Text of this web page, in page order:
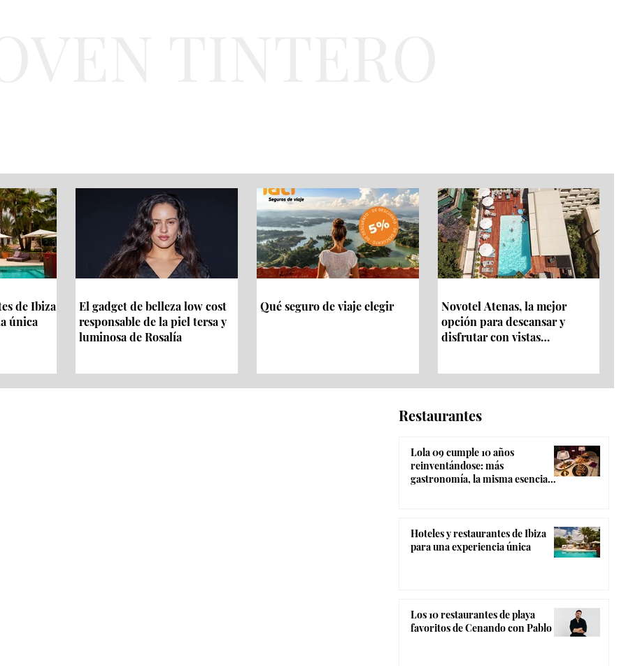
de Ibiza
única
El gadget de belleza low cost
responsable de la piel tersa y
luminosa de Rosalía
Qué seguro de viaje elegir
Novotel Atenas, la mejor
opción para descansar y
disfrutar con vistas
Restaurantes
Lola 09 cumple 10 años
reinventándose: más
gastronomía, la misma esencia
Hoteles y restaurantes de Ibiza
para una experiencia única
Los 10 restaurantes de playa
favoritos de Cenando con Pablo